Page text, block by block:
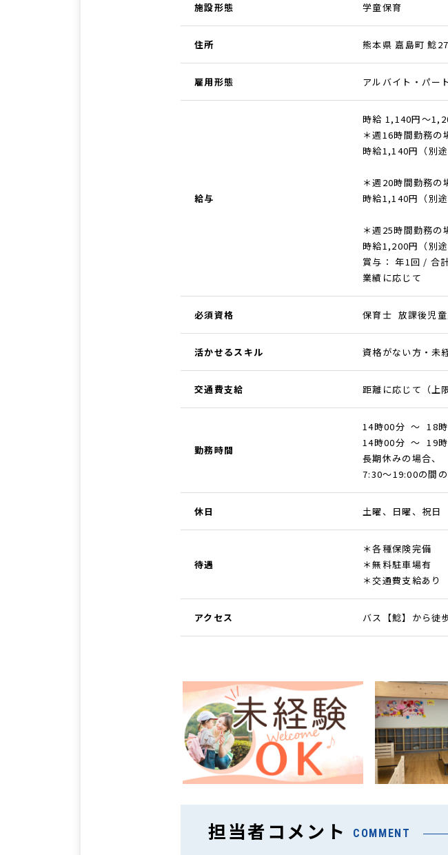
施設形態 学童保育
住所 熊本県 嘉島町 鯰
雇用形態 アルバイト・パート
給与
時給 1,140円～
＊週16時間勤務の
時給1,140円（別
＊週20時間勤務の
時給1,140円（別
＊週25時間勤務の
時給1,200円（別
賞与： 年1回 / 合
業績に応じて
必須資格 保育士 放課後児
活かせるスキル 資格がない方・未
交通費支給 距離に応じて（上
勤務時間
14時00分 ～ 18
14時00分 ～ 19
長期休みの場合、
7:30～19:00の間の
休日 土曜、日曜、祝日
待遇
＊各種保険完備
＊無料駐車場有
＊交通費支給あり
アクセス バス【鯰】から徒
担当者コメント COMMENT